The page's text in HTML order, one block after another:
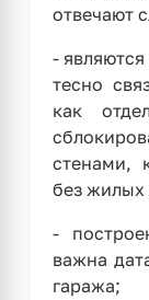
отвечают
-
тесно
как
стенами,
без
-
важна
гаража;